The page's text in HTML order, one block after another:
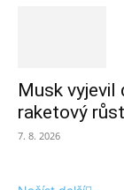
Musk
raketový
7. 8. 2026